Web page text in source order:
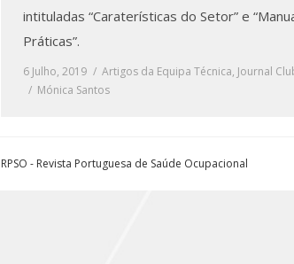
intituladas “Caraterísticas do Setor” e
Práticas”.
6 Julho, 2019 Artigos da Equipa Técnica, Journal
Mónica Santos
RPSO - Revista Portuguesa de Saúde Ocupacional